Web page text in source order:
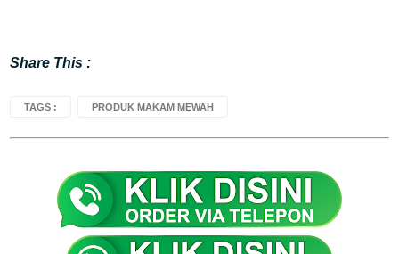
Share This :
TAGS : PRODUK MAKAM MEWAH